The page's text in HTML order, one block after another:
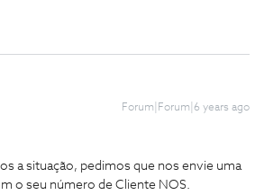
Forum|Forum|6 years ago
a situação, pedimos que nos envie uma
o seu número de Cliente NOS.